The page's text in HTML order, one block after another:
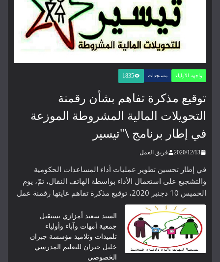
واجهة الأولياء مستجدات 1835
توقيع مذكرة تفاهم بشأن رقمنة
التحويلات المالية المشروطة الموزعة
في إطار برنامج \"تيسير
2020/12/13 فريق العمل
في إطار تحسين تطوير عمليات أداء المساعدات الحكومية
والتشجيع على استعمال الأداء بواسطة الهاتف النقال، تمّ، يوم
الخميس 10 دجنبر 2020، توقيع مذكرة تفاهم غايتها رقمنة عمل
السيد سعيد أمزازي يستقبل
جمعية أمهات وآباء وأولياء
تلميذات وتلاميذ مؤسسة جبران
خليل جبران للتعليم المدرسي
الخصوصي